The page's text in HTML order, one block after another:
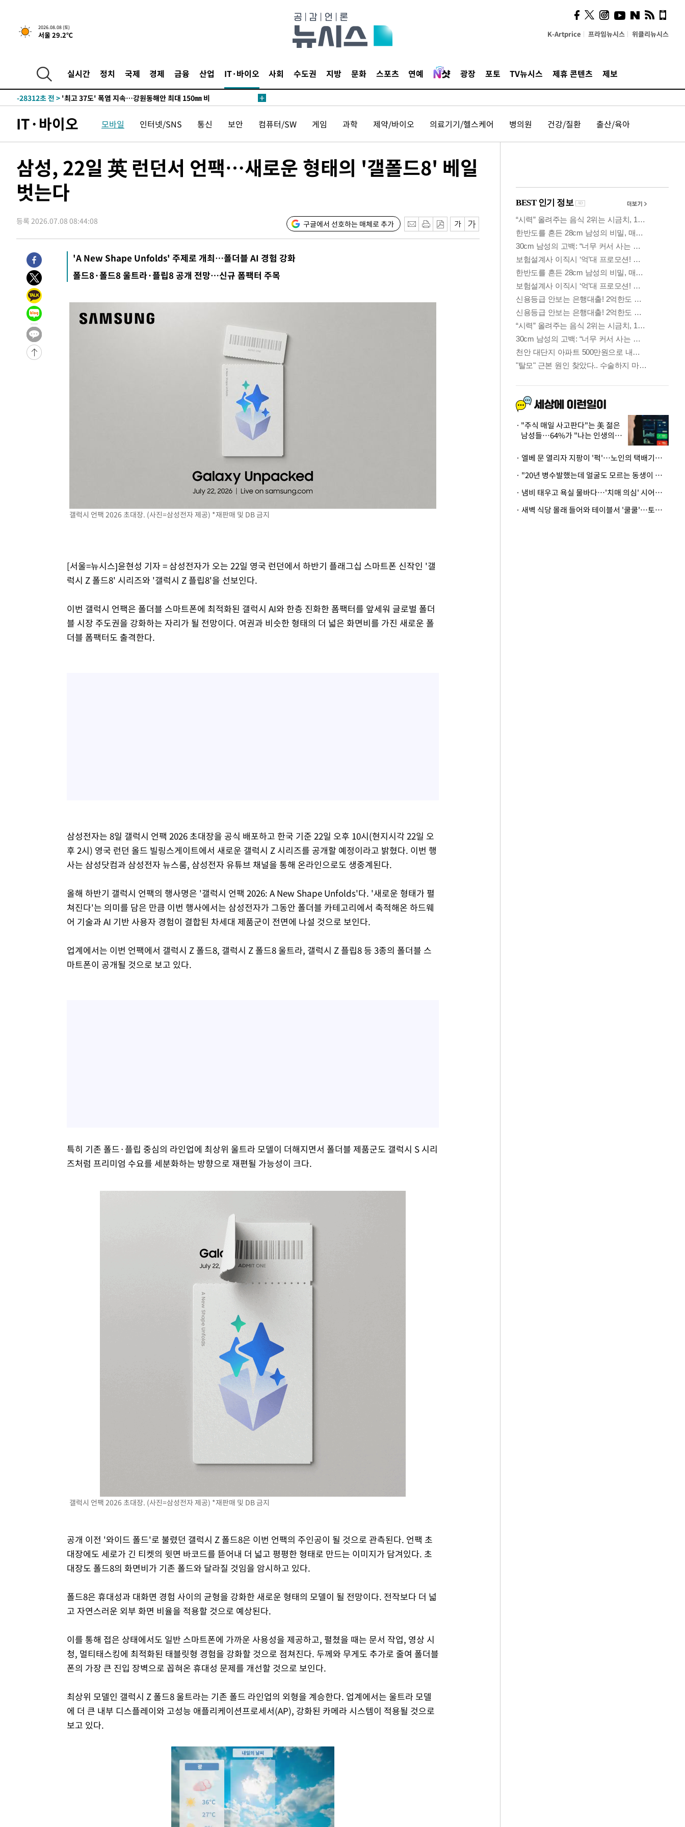
2026.08.08 (토)
서울 29.2℃ K-Artprice 프라임뉴시스 위클리뉴시스
실시간 정치 국제 경제 금융 산업 IT·바이오 사회 수도권 지방 문화 스포츠 연예 광장 포토 TV뉴시스 제휴 콘텐츠 제보
-21458초 전 >
[속보]뉴욕증시 상승 마감…S&P 0.6% 나스닥 1.3%↑
-28312초 전 >'최고 37도' 폭염 지속…강원동해안 최대 150㎜ 비
-21438초 전 >[속보]뉴욕증시 상승 마감…S&P 0.6% 나스닥 1.3%↑
-28332초 전 >'최고 37도' 폭염 지속…강원동해안 최대 150㎜ 비
IT·바이오 모바일 인터넷/SNS 통신 보안 컴퓨터/SW 게임 과학 제약/바이오 의료기기/헬스케어 병의원 건강/질환 출산/육아
삼성, 22일 英 런던서 언팩…새로운 형태의 '갤폴드8' 베일
벗는다
등록 2026.07.08 08:44:08 구글에서 선호하는 매체로 추가
'A New Shape Unfolds' 주제로 개최…폴더블 AI 경험 강화
폴드8·폴드8 울트라·플립8 공개 전망…신규 폼팩터 주목
갤럭시 언팩 2026 초대장. (사진=삼성전자 제공) *재판매 및 DB 금지
[서울=뉴시스]윤현성 기자 = 삼성전자가 오는 22일 영국 런던에서 하반기 플래그십 스마트폰 신작인 '갤
럭시 Z 폴드8' 시리즈와 '갤럭시 Z 플립8'을 선보인다.
이번 갤럭시 언팩은 폴더블 스마트폰에 최적화된 갤럭시 AI와 한층 진화한 폼팩터를 앞세워 글로벌 폴더
블 시장 주도권을 강화하는 자리가 될 전망이다. 여권과 비슷한 형태의 더 넓은 화면비를 가진 새로운 폴
더블 폼팩터도 출격한다.
삼성전자는 8일 갤럭시 언팩 2026 초대장을 공식 배포하고 한국 기준 22일 오후 10시(현지시각 22일 오
후 2시) 영국 런던 올드 빌링스게이트에서 새로운 갤럭시 Z 시리즈를 공개할 예정이라고 밝혔다. 이번 행
사는 삼성닷컴과 삼성전자 뉴스룸, 삼성전자 유튜브 채널을 통해 온라인으로도 생중계된다.
올해 하반기 갤럭시 언팩의 행사명은 '갤럭시 언팩 2026: A New Shape Unfolds'다. '새로운 형태가 펼
쳐진다'는 의미를 담은 만큼 이번 행사에서는 삼성전자가 그동안 폴더블 카테고리에서 축적해온 하드웨
어 기술과 AI 기반 사용자 경험이 결합된 차세대 제품군이 전면에 나설 것으로 보인다.
업계에서는 이번 언팩에서 갤럭시 Z 폴드8, 갤럭시 Z 폴드8 울트라, 갤럭시 Z 플립8 등 3종의 폴더블 스
마트폰이 공개될 것으로 보고 있다.
특히 기존 폴드·플립 중심의 라인업에 최상위 울트라 모델이 더해지면서 폴더블 제품군도 갤럭시 S 시리
즈처럼 프리미엄 수요를 세분화하는 방향으로 재편될 가능성이 크다.
갤럭시 언팩 2026 초대장. (사진=삼성전자 제공) *재판매 및 DB 금지
공개 이전 '와이드 폴드'로 불렸던 갤럭시 Z 폴드8은 이번 언팩의 주인공이 될 것으로 관측된다. 언팩 초
대장에도 세로가 긴 티켓의 윗면 바코드를 뜯어내 더 넓고 평평한 형태로 만드는 이미지가 담겨있다. 초
대장도 폴드8의 화면비가 기존 폴드와 달라질 것임을 암시하고 있다.
폴드8은 휴대성과 대화면 경험 사이의 균형을 강화한 새로운 형태의 모델이 될 전망이다. 전작보다 더 넓
고 자연스러운 외부 화면 비율을 적용할 것으로 예상된다.
이를 통해 접은 상태에서도 일반 스마트폰에 가까운 사용성을 제공하고, 펼쳤을 때는 문서 작업, 영상 시
청, 멀티태스킹에 최적화된 태블릿형 경험을 강화할 것으로 점쳐진다. 두께와 무게도 추가로 줄여 폴더블
폰의 가장 큰 진입 장벽으로 꼽혀온 휴대성 문제를 개선할 것으로 보인다.
최상위 모델인 갤럭시 Z 폴드8 울트라는 기존 폴드 라인업의 외형을 계승한다. 업계에서는 울트라 모델
에 더 큰 내부 디스플레이와 고성능 애플리케이션프로세서(AP), 강화된 카메라 시스템이 적용될 것으로
보고 있다.
시, 스마트폰 액세서리에
NFC 더했다
"주식 매일 사고판다"는 美 젊은
남성들…64%가 "나는 인생의
· 엘베 문 열리자 지팡이 '퍽'…노인의 택배기사 폭행 이유
· "20년 병수발했는데 얼굴도 모르는 동생이 유산 절반을"…배다른 형제 상속권 있을까
· 냄비 태우고 욕실 물바다…'치매 의심' 시어머니 검사 권유했다가 '날벼락'
· 새벽 식당 몰래 들어와 테이블서 '쿨쿨'…토사물 남기고 사라진 남성